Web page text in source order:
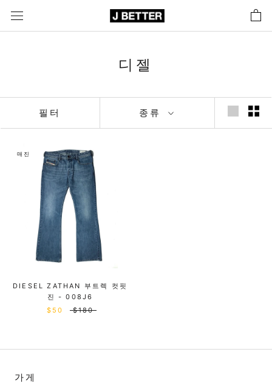
츠
디젤
필터 종류
매진
DIESEL ZATHAN 부트렉 컷핏
진 - 008J6
$50
$180
가게